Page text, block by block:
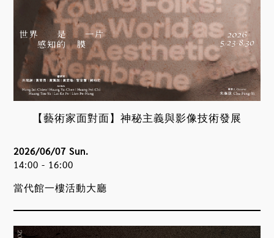
【藝術家面對面】神秘主義與影像技術發展
當代館一樓活動大廳
2026/06/07 Sun.
14:00 - 16:00